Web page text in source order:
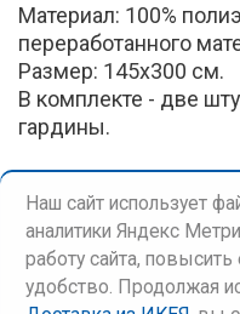
Материал: 100%
переработанного
Размер: 145х300 см.
В комплекте - две
гардины.
Наш сайт использует
аналитики Яндекс
работу сайта,
удобство. Продолжая